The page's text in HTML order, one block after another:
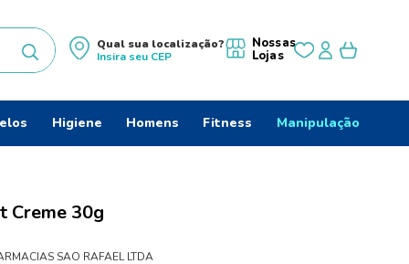
Qual sua localização?
Insira seu CEP
Nossas
Lojas
Higiene Homens Fitness Manipulação
Creme 30g
SAO RAFAEL LTDA